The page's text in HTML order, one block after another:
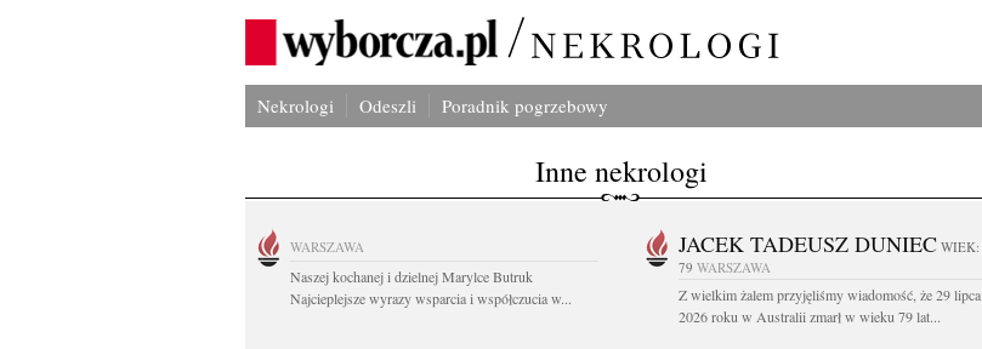
Nekrologi Odeszli Poradnik pogrzebowy
Inne nekrologi
WARSZAWA
Naszej kochanej i dzielnej Marylce Butruk
Najcieplejsze wyrazy wsparcia i współczucia w...
JACEK TADEUSZ DUNIEC WIEK:
79 WARSZAWA
Z wielkim żalem przyjęliśmy wiadomość, że 29 lipca
2026 roku w Australii zmarł w wieku 79 lat...